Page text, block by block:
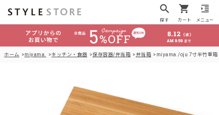
探す カート メニュー
ホーム miyama. キッチン・食器 保存容器/弁当箱 弁当箱 miyama./oju 7寸半竹重箱